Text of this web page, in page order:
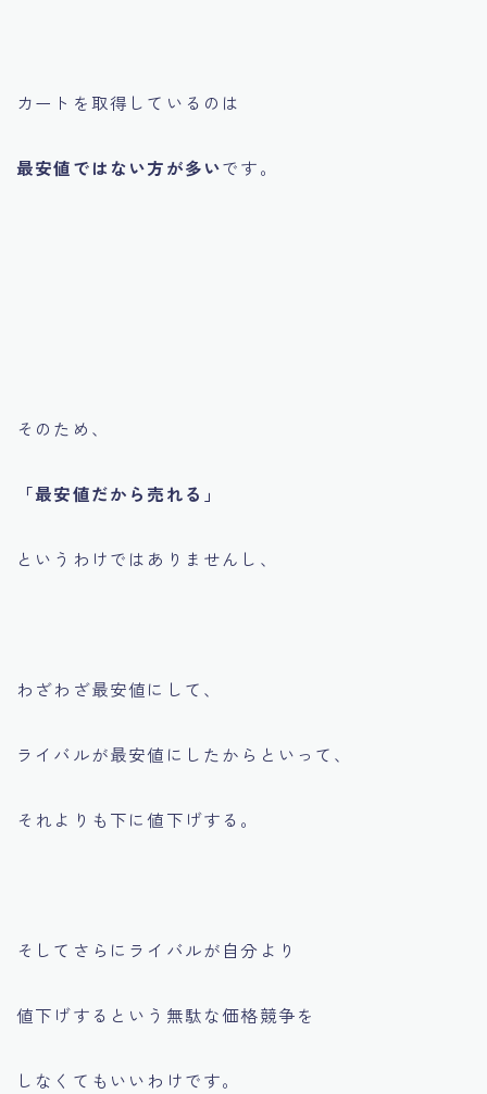
カートを取得しているのは
最安値ではない方が多いです。
そのため、
「最安値だから売れる」
というわけではありませんし、
わざわざ最安値にして、
ライバルが最安値にしたからといって、
それよりも下に値下げする。
そしてさらにライバルが自分より
値下げするという無駄な価格競争を
しなくてもいいわけです。